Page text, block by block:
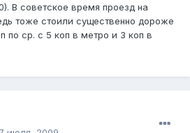
В советское время проезд на
тоже стоили существенно дороже
по ср. с 5 коп в метро и 3 коп в